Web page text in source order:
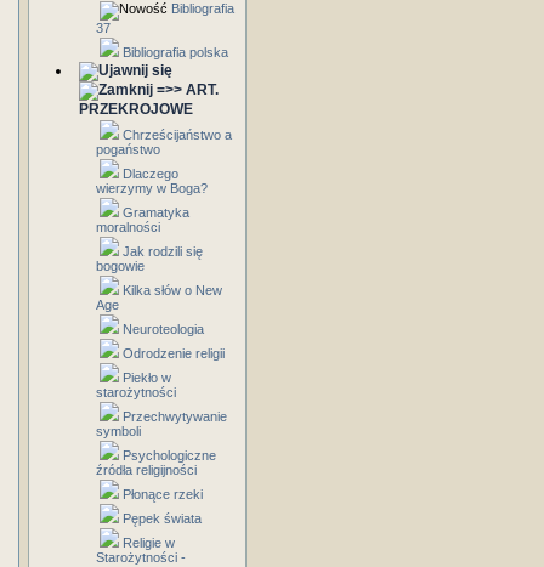
Bibliografia
37
Bibliografia polska
=>> ART.
PRZEKROJOWE
Chrześcijaństwo a
pogaństwo
Dlaczego
wierzymy w Boga?
Gramatyka
moralności
Jak rodzili się
bogowie
Kilka słów o New
Age
Neuroteologia
Odrodzenie religii
Piekło w
starożytności
Przechwytywanie
symboli
Psychologiczne
źródła religijności
Płonące rzeki
Pępek świata
Religie w
Starożytności -